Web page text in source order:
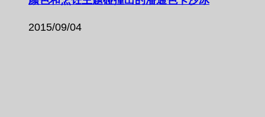
2015/09/04